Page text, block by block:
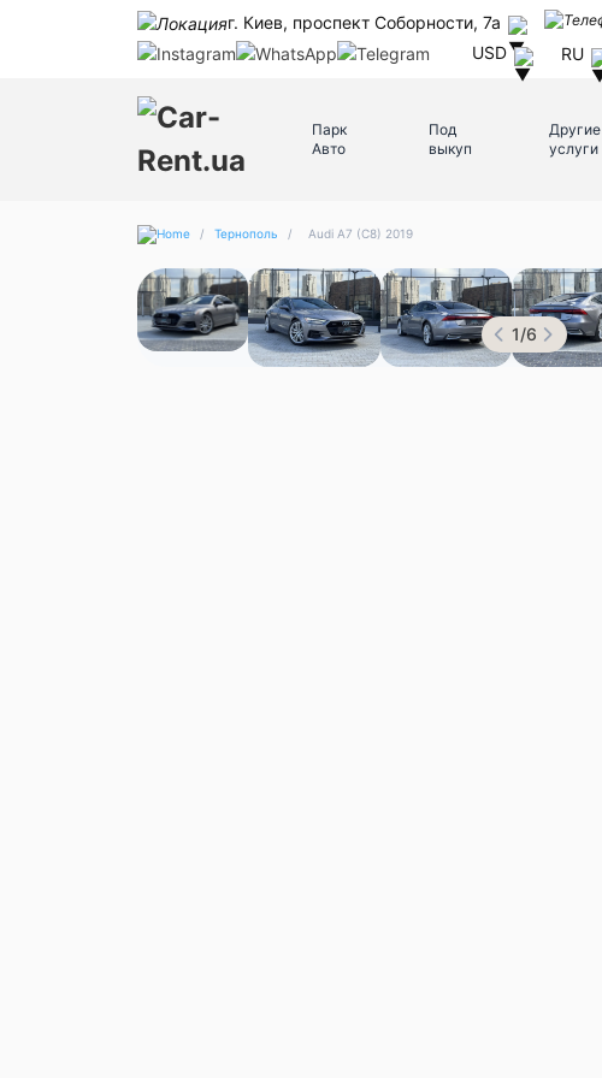
г. Киев, проспект Соборности, 7а
USD RU
Парк
Авто
Под
выкуп
Другие
услуги
/ Тернополь / Audi A7 (C8) 2019
1/6